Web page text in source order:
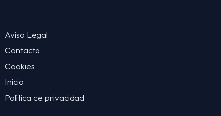
Aviso Legal
Contacto
Cookies
Inicio
Política de privacidad